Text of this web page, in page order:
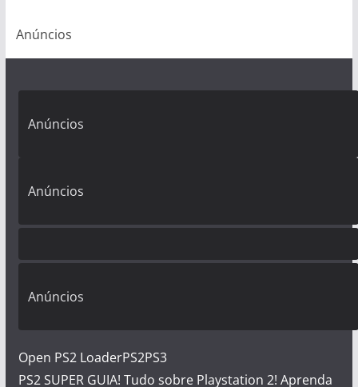
Anúncios
Anúncios
Anúncios
Anúncios
Open PS2 LoaderPS2PS3
PS2 SUPER GUIA! Tudo sobre Playstation 2! Aprenda